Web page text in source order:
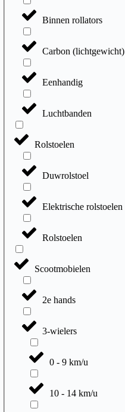
Binnen rollators
Carbon (lichtgewicht)
Eenhandig
Luchtbanden
Rolstoelen
Duwrolstoel
Elektrische rolstoelen
Rolstoelen
Scootmobielen
2e hands
3-wielers
0 - 9 km/u
10 - 14 km/u